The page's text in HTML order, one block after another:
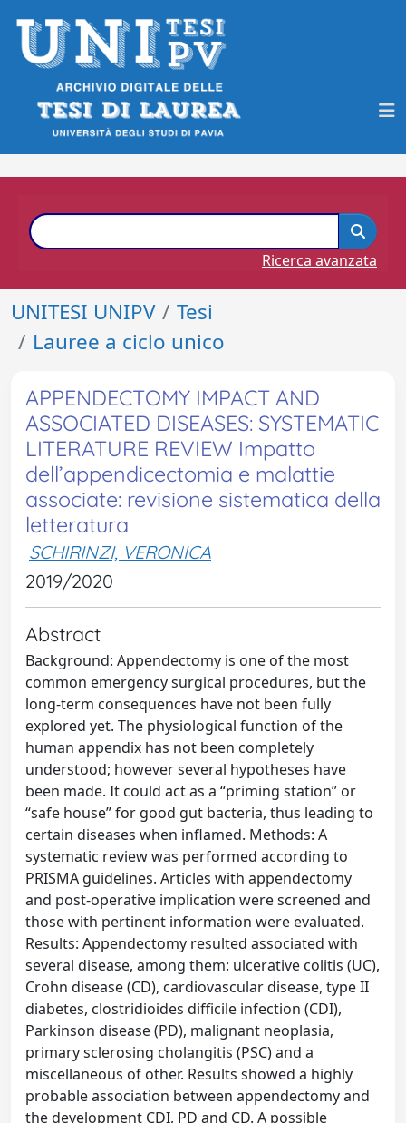
Ricerca avanzata
UNITESI UNIPV
Tesi
Lauree a ciclo unico
APPENDECTOMY IMPACT AND
ASSOCIATED DISEASES: SYSTEMATIC
LITERATURE REVIEW Impatto
dell’appendicectomia e malattie
associate: revisione sistematica della
letteratura
SCHIRINZI, VERONICA
2019/2020
Abstract
Background: Appendectomy is one of the most
common emergency surgical procedures, but the
long-term consequences have not been fully
explored yet. The physiological function of the
human appendix has not been completely
understood; however several hypotheses have
been made. It could act as a “priming station” or
“safe house” for good gut bacteria, thus leading to
certain diseases when inflamed. Methods: A
systematic review was performed according to
PRISMA guidelines. Articles with appendectomy
and post-operative implication were screened and
those with pertinent information were evaluated.
Results: Appendectomy resulted associated with
several disease, among them: ulcerative colitis (UC),
Crohn disease (CD), cardiovascular disease, type II
diabetes, clostridioides difficile infection (CDI),
Parkinson disease (PD), malignant neoplasia,
primary sclerosing cholangitis (PSC) and a
miscellaneous of other. Results showed a highly
probable association between appendectomy and
the development CDI, PD and CD. A possible